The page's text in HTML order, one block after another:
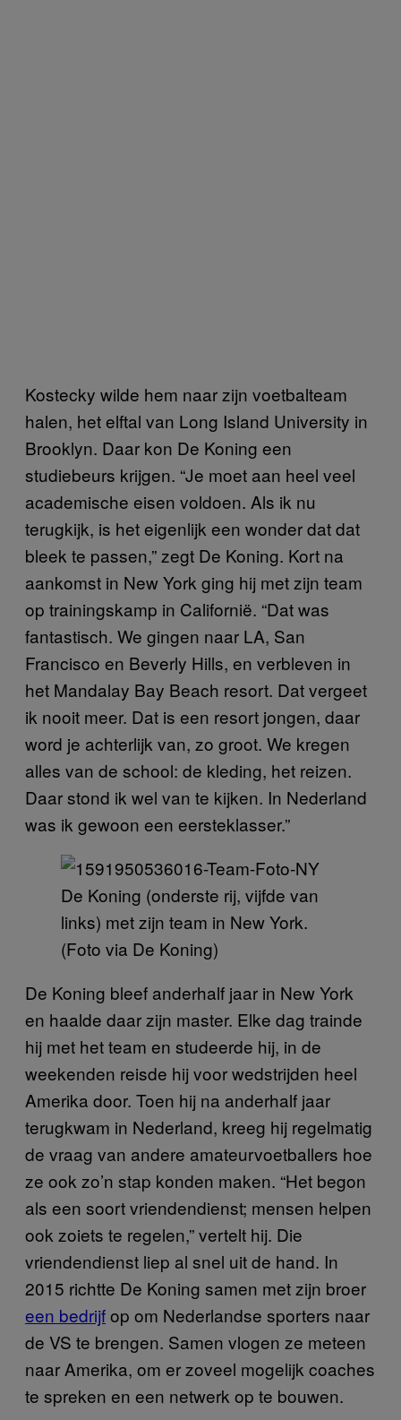
Kostecky wilde hem naar zijn voetbalteam
halen, het elftal van Long Island University in
Brooklyn. Daar kon De Koning een
studiebeurs krijgen. “Je moet aan heel veel
academische eisen voldoen. Als ik nu
terugkijk, is het eigenlijk een wonder dat dat
bleek te passen,” zegt De Koning. Kort na
aankomst in New York ging hij met zijn team
op trainingskamp in Californië. “Dat was
fantastisch. We gingen naar LA, San
Francisco en Beverly Hills, en verbleven in
het Mandalay Bay Beach resort. Dat vergeet
ik nooit meer. Dat is een resort jongen, daar
word je achterlijk van, zo groot. We kregen
alles van de school: de kleding, het reizen.
Daar stond ik wel van te kijken. In Nederland
was ik gewoon een eersteklasser.”
De Koning (onderste rij, vijfde van
links) met zijn team in New York.
(Foto via De Koning)
De Koning bleef anderhalf jaar in New York
en haalde daar zijn master. Elke dag trainde
hij met het team en studeerde hij, in de
weekenden reisde hij voor wedstrijden heel
Amerika door. Toen hij na anderhalf jaar
terugkwam in Nederland, kreeg hij regelmatig
de vraag van andere amateurvoetballers hoe
ze ook zo’n stap konden maken. “Het begon
als een soort vriendendienst; mensen helpen
ook zoiets te regelen,” vertelt hij. Die
vriendendienst liep al snel uit de hand. In
2015 richtte De Koning samen met zijn broer
een bedrijfop om Nederlandse sporters naar
de VS te brengen. Samen vlogen ze meteen
naar Amerika, om er zoveel mogelijk coaches
te spreken en een netwerk op te bouwen.